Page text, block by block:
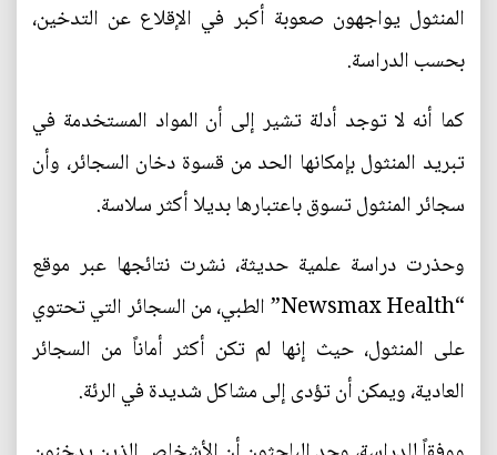
المنثول يواجهون صعوبة أكبر في الإقلاع عن التدخين،
بحسب الدراسة.
كما أنه لا توجد أدلة تشير إلى أن المواد المستخدمة في
تبريد المنثول بإمكانها الحد من قسوة دخان السجائر، وأن
سجائر المنثول تسوق باعتبارها بديلا أكثر سلاسة.
وحذرت دراسة علمية حديثة، نشرت نتائجها عبر موقع
“Newsmax Health” الطبي، من السجائر التي تحتوي
على المنثول، حيث إنها لم تكن أكثر أماناً من السجائر
العادية، ويمكن أن تؤدى إلى مشاكل شديدة في الرئة.